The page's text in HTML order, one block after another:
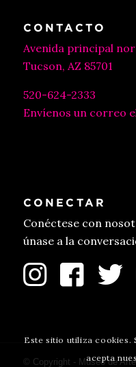
CONTACTO
Avenida principal
Tucson, AZ 85701
520-624-2333
Envíenos un correo
CONECTAR
Conéctese con
únase a la
© Copyright - Museo de
Este sitio utiliza cookies.
acepta